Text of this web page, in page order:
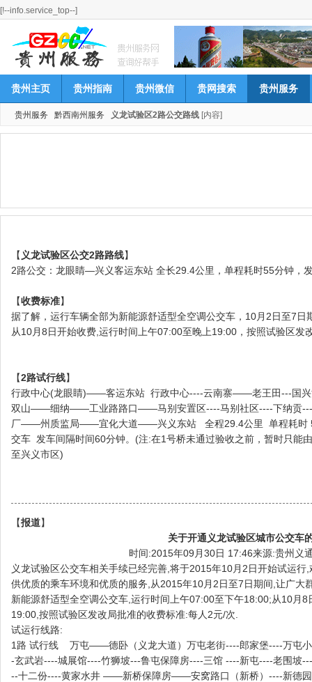
[!--info.service_top--]
贵州主页 贵州指南 贵州微信 贵网搜索 贵州服务
贵州服务 黔西南州服务 义龙试验区2路公交路线 [内容]
【 义龙试验区公交2路路线】
2路公交：龙眼睛—兴义客运东站 全长29.4公里，单程耗时55分钟，
【收费标准】
据了解，运行车辆全部为新能源舒适型全空调公交车，10月2日至7
从10月8日开始收费,运行时间上午07:00至晚上19:00，按照试验区发
【2路试行线】
行政中心(龙眼睛)——客运东站 行政中心----云南寨——老王田---国兴
双山——细纳——工业路路口——马别安置区----马别社区----下纳贡
厂——州质监局——宜化大道——兴义东站 全程29.4公里 单程耗时
交车 发车间隔时间60分钟。(注:在1号桥未通过验收之前，暂时只能
至兴义市区)
【报道】
关于开通义龙试验区城市公交车
时间:2015年09月30日 17:46来源:贵州义
义龙试验区公交车相关手续已经完善,将于2015年10月2日开始试运
供优质的乘车环境和优质的服务,从2015年10月2日至7日期间,让广大
新能源舒适型全空调公交车,运行时间上午07:00至下午18:00;从10月
19:00,按照试验区发改局批准的收费标准:每人2元/次.
试运行线路:
1路 试行线 万屯——德卧（义龙大道）万屯老街----郎家堡----万屯
-玄武岩----城展馆----竹狮坡---鲁屯保障房----三馆 ----新屯----老围坡
--十二份----黄家水井 ——新桥保障房——安窝路口（新桥）----新德